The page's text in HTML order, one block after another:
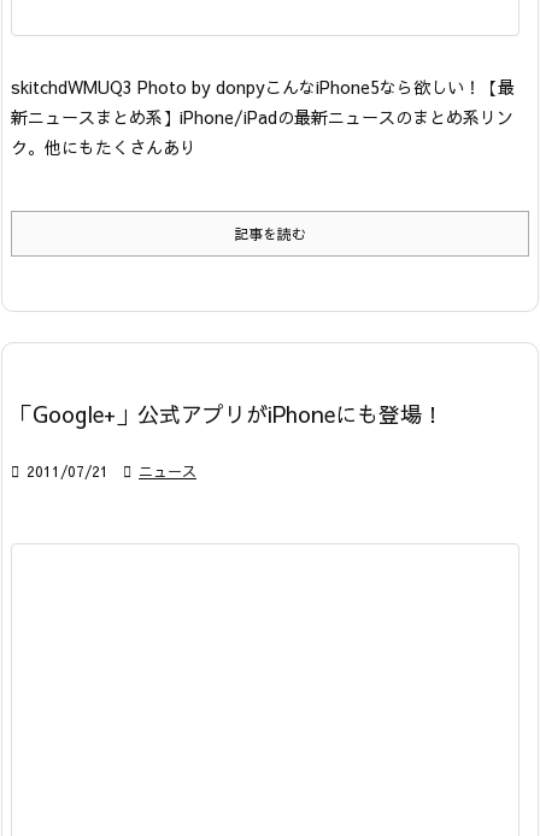
skitchdWMUQ3 Photo by donpyこんなiPhone5なら欲しい！
【最
新ニュースまとめ系】 iPhone/iPadの最新ニュースのまとめ系リン
ク。他にもたくさんあり
記事を読む
「Google+」公式アプリがiPhoneにも登場！
 2011/07/21  ニュース